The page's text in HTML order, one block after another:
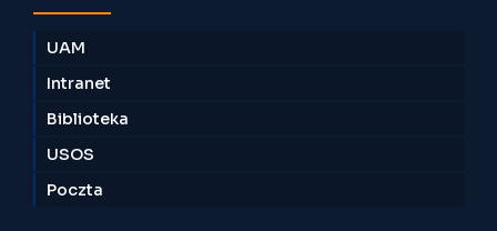
UAM
Intranet
Biblioteka
USOS
Poczta